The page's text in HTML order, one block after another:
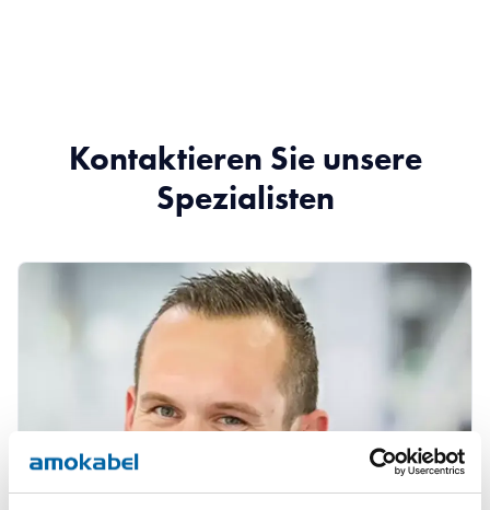
Kontaktieren Sie unsere
Spezialisten